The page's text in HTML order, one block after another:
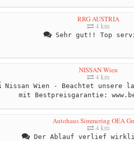
RRG AUSTRIA
4 km
Sehr gut!! Top
NISSAN Wien
4 km
Nissan Wien - Beachtet unsere
mit Bestpreisgarantie:
Autohaus Simmering OEA
4 km
Der Ablauf verlief